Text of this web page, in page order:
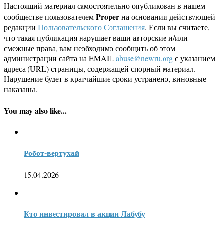
Настоящий материал самостоятельно опубликован в нашем
сообществе пользователемProperна основании действующей
редакции Пользовательского Соглашения. Если вы считаете,
что такая публикация нарушает ваши авторские и/или
смежные права, вам необходимо сообщить об этом
администрации сайта на EMAILabuse@newru.orgс указанием
адреса (URL) страницы, содержащей спорный материал.
Нарушение будет в кратчайшие сроки устранено, виновные
наказаны.
You may also like...
Робот-вертухай
15.04.2026
Кто инвестировал в акции Лабубу